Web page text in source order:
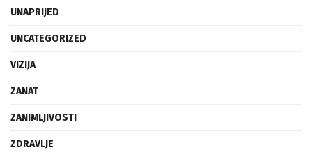
UNAPRIJED
UNCATEGORIZED
VIZIJA
ZANAT
ZANIMLJIVOSTI
ZDRAVLJE